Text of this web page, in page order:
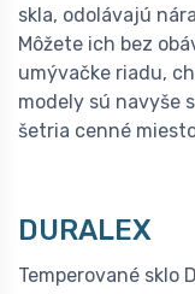
skla, odolávajú
Môžete ich bez
umývačke riadu,
modely sú navyše
šetria cenné
DURALEX
Temperované sklo